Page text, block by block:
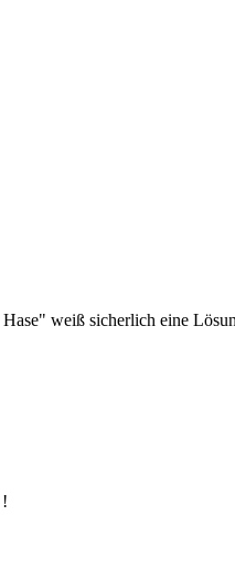
weiß sicherlich eine